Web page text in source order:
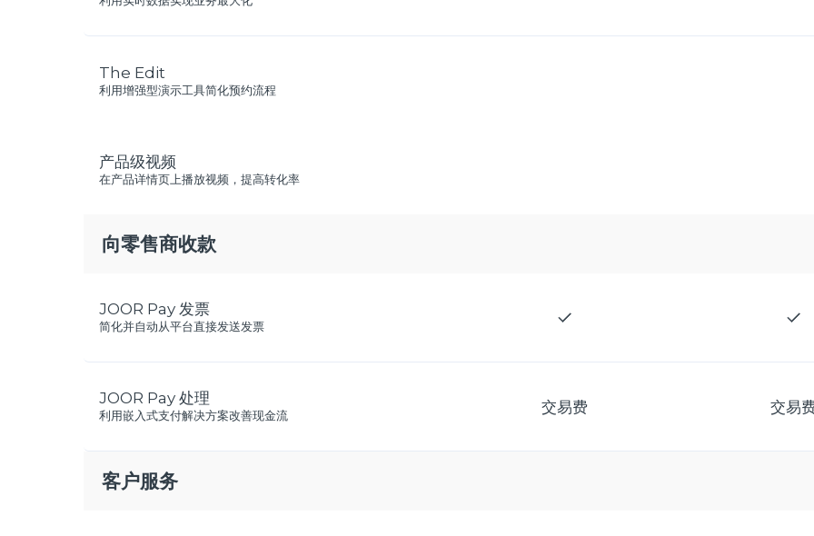
The Edit
利用增强型演示工具简化预约流程
产品级视频
在产品详情页上播放视频，提高转化率
向零售商收款
JOOR Pay 发票
简化并自动从平台直接发送发票
JOOR Pay 处理
利用嵌入式支付解决方案改善现金流 交易费 交易
客户服务